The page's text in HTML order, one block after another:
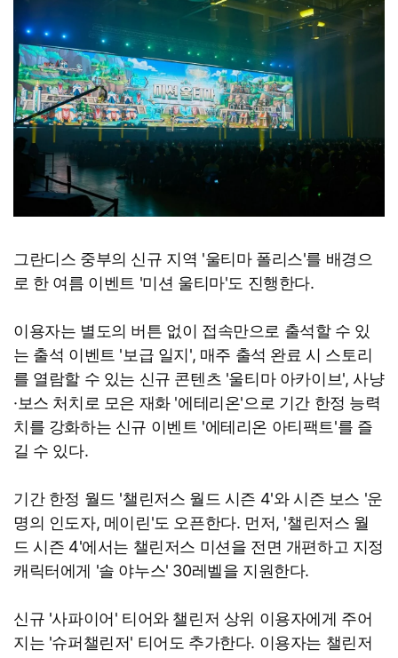
그란디스 중부의 신규 지역 '울티마 폴리스'를 배경으
로 한 여름 이벤트 '미션 울티마'도 진행한다.
이용자는 별도의 버튼 없이 접속만으로 출석할 수 있
는 출석 이벤트 '보급 일지', 매주 출석 완료 시 스토리
를 열람할 수 있는 신규 콘텐츠 '울티마 아카이브', 사냥
·보스 처치로 모은 재화 '에테리온'으로 기간 한정 능력
치를 강화하는 신규 이벤트 '에테리온 아티팩트'를 즐
길 수 있다.
기간 한정 월드 '챌린저스 월드 시즌 4'와 시즌 보스 '운
명의 인도자, 메이린'도 오픈한다. 먼저, '챌린저스 월
드 시즌 4'에서는 챌린저스 미션을 전면 개편하고 지정
캐릭터에게 '솔 야누스' 30레벨을 지원한다.
신규 '사파이어' 티어와 챌린저 상위 이용자에게 주어
지는 '슈퍼챌린저' 티어도 추가한다. 이용자는 챌린저